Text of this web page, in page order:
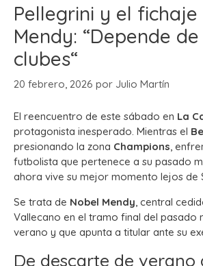
Pellegrini y el
Mendy: “Depende
clubes“
20 febrero, 2026 por Julio Martín
El reencuentro de este sábado en La
protagonista inesperado. Mientras el
presionando la zona Champions,
futbolista que pertenece a su pasado
ahora vive su mejor momento lejos de
Se trata de Nobel Mendy, central
Vallecano en el tramo final del pasado
verano y que apunta a titular ante su
De descarte de verano